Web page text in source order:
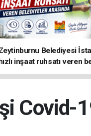
Belediyesi
inşaat ruhsatı veren
Covid-